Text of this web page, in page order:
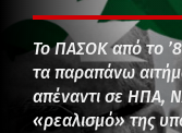
Το ΠΑΣΟΚ από το
τα παραπάνω
απέναντι σε ΗΠΑ,
«ρεαλισμό» της